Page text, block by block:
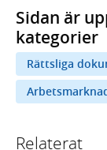
Sidan är
kategorier
Rättsliga
Relaterat